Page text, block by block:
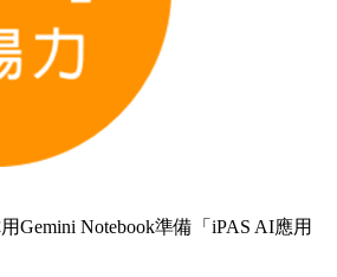
Gemini Notebook準備「iPAS AI應用